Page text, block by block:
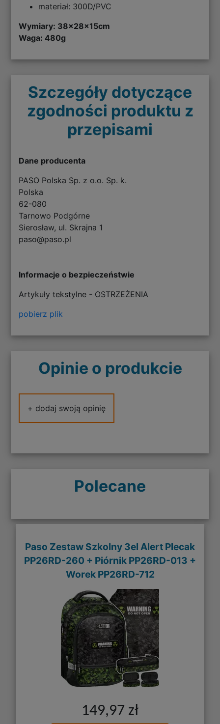
materiał: 300D/PVC
Wymiary: 38x28x15cm
Waga: 480g
Szczegóły dotyczące
zgodności produktu z
przepisami
Dane producenta
PASO Polska Sp. z o.o. Sp. k.
Polska
62-080
Tarnowo Podgórne
Sierosław, ul. Skrajna 1
paso@paso.pl
Informacje o bezpieczeństwie
Artykuły tekstylne - OSTRZEŻENIA
pobierz plik
Opinie o produkcie
+ dodaj swoją opinię
Polecane
Paso Zestaw Szkolny 3el Alert Plecak
PP26RD-260 + Piórnik PP26RD-013 +
Worek PP26RD-712
149,97 zł